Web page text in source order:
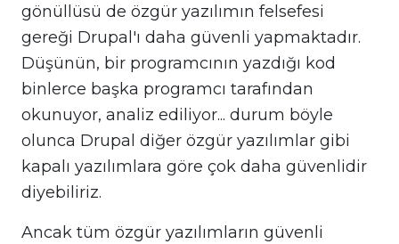
gönüllüsü de özgür yazılımın felsefesi
gereği Drupal'ı daha güvenli yapmaktadır.
Düşünün, bir programcının yazdığı kod
binlerce başka programcı tarafından
okunuyor, analiz ediliyor... durum böyle
olunca Drupal diğer özgür yazılımlar gibi
kapalı yazılımlara göre çok daha güvenlidir
diyebiliriz.
Ancak tüm özgür yazılımların güvenli